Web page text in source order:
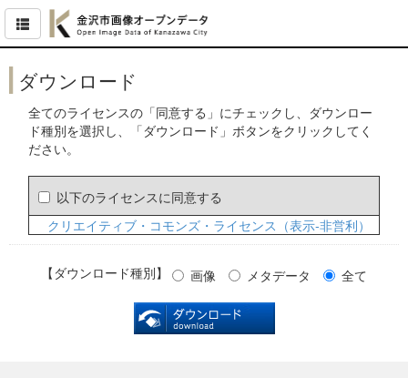
ダウンロード
全てのライセンスの「同意する」にチェックし、ダウンロー
ド種別を選択し、「ダウンロード」ボタンをクリックしてく
ださい。
以下のライセンスに同意する
クリエイティブ・コモンズ・ライセンス（表示‐非営利）
【ダウンロード種別】 画像 メタデータ 全て